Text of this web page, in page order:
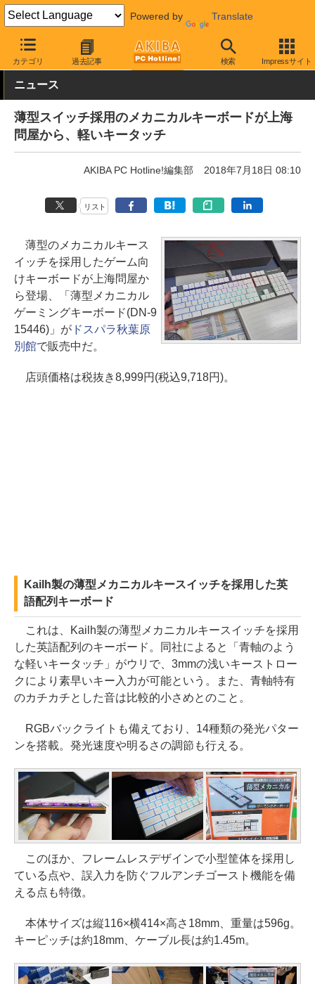
Powered by Translate
カテゴリ 過去記事 検索 Impressサイト
AKIBA PC Hotline! PC周辺機器 キーボード 上海問屋
ニュース
薄型スイッチ採用のメカニカルキーボードが上海
問屋から、軽いキータッチ
AKIBA PC Hotline!編集部 2018年7月18日 08:10
リスト
薄型のメカニカルキース
イッチを採用したゲーム向
けキーボードが上海問屋か
ら登場、「薄型メカニカル
ゲーミングキーボード(DN-9
15446)」がドスパラ秋葉原
別館で販売中だ。
店頭価格は税抜き8,999円(税込9,718円)。
Kailh製の薄型メカニカルキースイッチを採用した英
語配列キーボード
これは、Kailh製の薄型メカニカルキースイッチを採用
した英語配列のキーボード。同社によると「青軸のよう
な軽いキータッチ」がウリで、3mmの浅いキーストロー
クにより素早いキー入力が可能という。また、青軸特有
のカチカチとした音は比較的小さめとのこと。
RGBバックライトも備えており、14種類の発光パター
ンを搭載。発光速度や明るさの調節も行える。
このほか、フレームレスデザインで小型筐体を採用し
ている点や、誤入力を防ぐフルアンチゴースト機能を備
える点も特徴。
本体サイズは縦116×横414×高さ18mm、重量は596g。
キーピッチは約18mm、ケーブル長は約1.45m。